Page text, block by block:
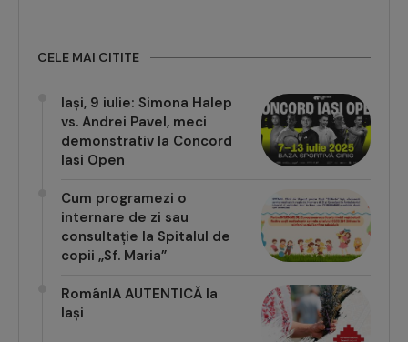
CELE MAI CITITE
Iași, 9 iulie: Simona Halep
vs. Andrei Pavel, meci
demonstrativ la Concord
Iasi Open
Cum programezi o
internare de zi sau
consultație la Spitalul de
copii „Sf. Maria”
RomânIA AUTENTICĂ la
Iași